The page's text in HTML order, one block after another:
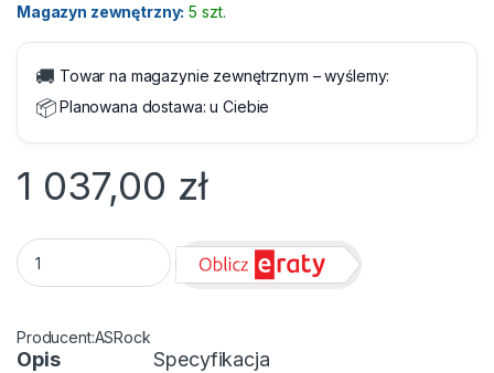
Magazyn zewnętrzny: 5 szt.
🚚 Towar na magazynie zewnętrznym – wyślemy:
📦Planowana dostawa:u Ciebie
1 037,00 zł
Płyta Socket LGA1851 ASRock Z890 LIVEMIXER WIFI quantity
ASRock
Opis Specyfikacja